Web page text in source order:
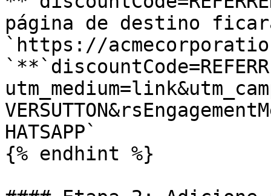
página de destino
`https://
HATSAPP`
{% endhint %}